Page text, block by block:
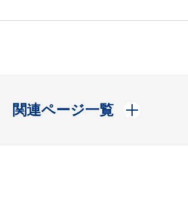
関連ページ一覧
開く